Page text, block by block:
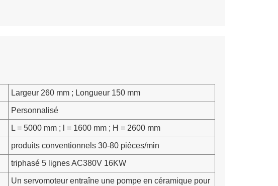
Largeur 260 mm ; Longueur 150 mm
Personnalisé
L = 5000 mm ; l = 1600 mm ; H = 2600 mm
produits conventionnels 30-80 pièces/min
triphasé 5 lignes AC380V 16KW
Un servomoteur entraîne une pompe en céramique pour